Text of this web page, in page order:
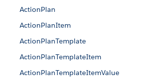
ActionPlan
ActionPlanItem
ActionPlanTemplate
ActionPlanTemplateItem
ActionPlanTemplateItemValue